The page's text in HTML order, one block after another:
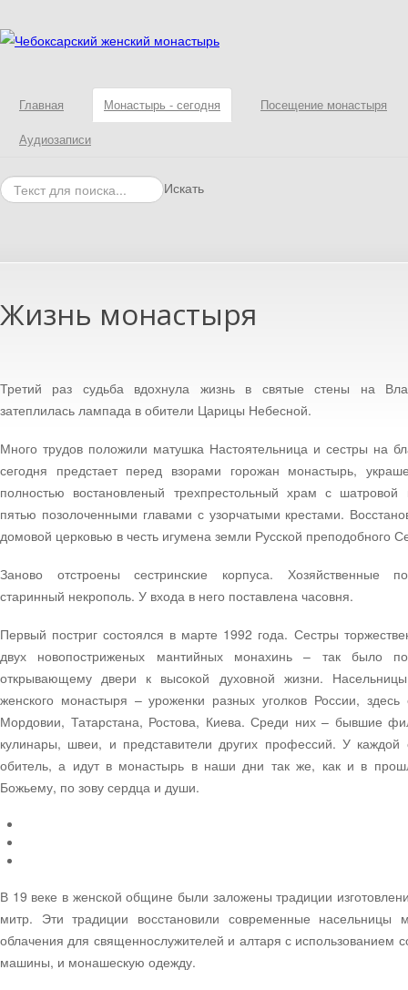
Главная Монастырь - сегодня
Посещение монастыря
Аудиозаписи
Искать
Жизнь монастыря
Третий раз судьба вдохнула жизнь в святые стены на
затеплилась лампада в обители Царицы Небесной.
Много трудов положили матушка Настоятельница и сестры на
сегодня предстает перед взорами горожан монастырь,
полностью востановленый трехпрестольный храм с шатровой
пятью позолоченными главами с узорчатыми крестами.
домовой церковью в честь игумена земли Русской преподобного
Заново отстроены сестринские корпуса. Хозяйственные
старинный некрополь. У входа в него поставлена часовня.
Первый постриг состоялся в марте 1992 года. Сестры
двух новопостриженых мантийных монахинь – так было
открывающему двери к высокой духовной жизни. Насельницы
женского монастыря – уроженки разных уголков России,
Мордовии, Татарстана, Ростова, Киева. Среди них – бывшие
кулинары, швеи, и представители других профессий. У каждой
обитель, а идут в монастырь в наши дни так же, как и в
Божьему, по зову сердца и души.
В 19 веке в женской общине были заложены традиции
митр. Эти традиции восстановили современные насельницы
облачения для священнослужителей и алтаря с использованием
машины, и монашескую одежду.